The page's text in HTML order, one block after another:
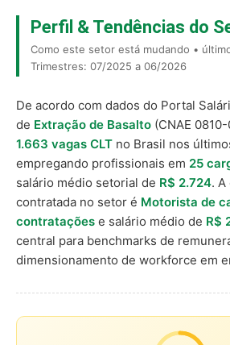
Perfil & Tendências do
Como este setor está mudando •
Trimestres: 07/2025 a 06/2026
De acordo com dados do Portal
de Extração de Basalto (CNAE
1.663 vagas CLT no Brasil nos
empregando profissionais em 25
salário médio setorial de R$ 2.724. A
contratada no setor é Motorista de
contratações e salário médio de R$
central para benchmarks de
dimensionamento de workforce em